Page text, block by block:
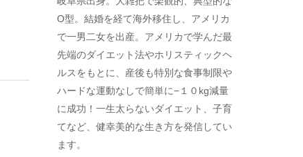
O型。結婚を経て海外移住し、アメリカ
で一男二女を出産。アメリカで学んだ最
先端のダイエット法やホリスティックヘ
ルスをもとに、産後も特別な食事制限や
ハードな運動なしで簡単に−１０kg減量
に成功！一生太らないダイエット、子育
てなど、健幸美的な生き方を発信してい
ます。